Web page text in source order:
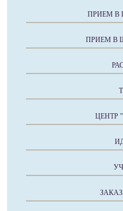
ПРИЕМ В
ПРИЕМ В
ЦЕНТР